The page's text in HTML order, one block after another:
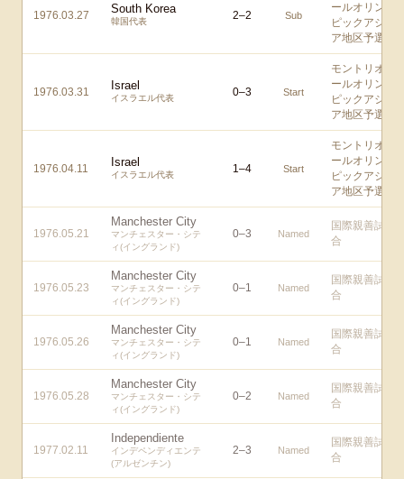
1976.03.27 South Korea
韓国代表 2–2 Sub
ールオリン
ピックアジ
ア地区予選
1976.03.31 Israel
イスラエル代表 0–3 Start
モントリオ
ールオリン
ピックアジ
ア地区予選
1976.04.11 Israel
イスラエル代表 1–4 Start
モントリオ
ールオリン
ピックアジ
ア地区予選
1976.05.21
Manchester City
マンチェスター・シテ
ィ(イングランド)
0–3 Named
国際親善試
合
1976.05.23
Manchester City
マンチェスター・シテ
ィ(イングランド)
0–1 Named
国際親善試
合
1976.05.26
Manchester City
マンチェスター・シテ
ィ(イングランド)
0–1 Named
国際親善試
合
1976.05.28
Manchester City
マンチェスター・シテ
ィ(イングランド)
0–2 Named
国際親善試
合
1977.02.11
Independiente
インデペンディエンテ
(アルゼンチン)
2–3 Named
国際親善試
合